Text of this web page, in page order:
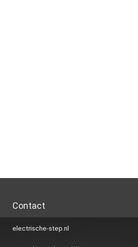
Contact
electrische-step.nl